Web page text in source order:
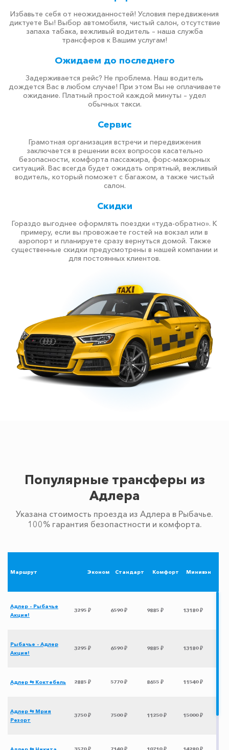
Избавьте себя от неожиданностей! Условия передвижения
диктуете Вы! Выбор автомобиля, чистый салон, отсутствие
запаха табака, вежливый водитель – наша служба
трансферов к Вашим услугам!
Ожидаем до последнего
Задерживается рейс? Не проблема. Наш водитель
дождется Вас в любом случае! При этом Вы не оплачиваете
ожидание. Платный простой каждой минуты – удел
обычных такси.
Сервис
Грамотная организация встречи и передвижения
заключается в решении всех вопросов касательно
безопасности, комфорта пассажира, форс-мажорных
ситуаций. Вас всегда будет ожидать опрятный, вежливый
водитель, который поможет с багажом, а также чистый
салон.
Скидки
Гораздо выгоднее оформлять поездки «туда-обратно». К
примеру, если вы провожаете гостей на вокзал или в
аэропорт и планируете сразу вернуться домой. Также
существенные скидки предусмотрены в нашей компании и
для постоянных клиентов.
Популярные трансферы из
Адлера
Указана стоимость проезда из Адлера в Рыбачье.
100% гарантия безопастности и комфорта.
Маршрут Эконом Стандарт Комфорт Минивэн
Адлер - Рыбачье
Акция!
3295 ₽ 6590 ₽ 9885 ₽ 13180 ₽
Рыбачье - Адлер
Акция!
3295 ₽ 6590 ₽ 9885 ₽ 13180 ₽
Адлер ⇆ Коктебель 2885 ₽ 5770 ₽ 8655 ₽ 11540 ₽
Адлер ⇆ Мрия
Резорт
3750 ₽ 7500 ₽ 11250 ₽ 15000 ₽